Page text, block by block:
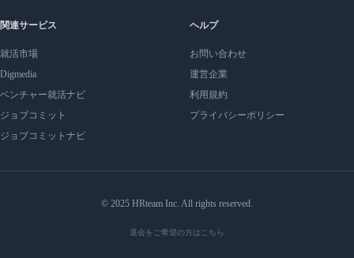
関連サービス
就活市場
Digmedia
ベンチャー就活ナビ
ジョブコミット
ジョブコミットナビ
ヘルプ
お問い合わせ
運営企業
利用規約
プライバシーポリシー
© 2025 HRteam Inc. All rights reserved.
退会をご希望の方はこちら